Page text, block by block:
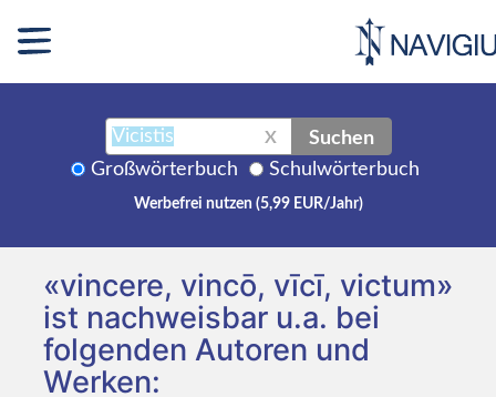
X Suchen
Großwörterbuch Schulwörterbuch
Werbefrei nutzen (5,99 EUR/Jahr)
«vincere, vincō, vīcī, victum»
ist nachweisbar u.a. bei
folgenden Autoren und
Werken: